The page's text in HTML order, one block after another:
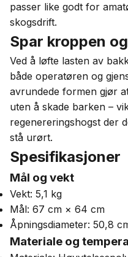
passer like godt for
skogsdrift.
Spar kroppen
Ved å løfte lasten av
både operatøren og
avrundede formen gjør
uten å skade barken –
regenereringshogst der
stå urørt.
Spesifikasjoner
Mål og vekt
Vekt: 5,1 kg
Mål: 67 cm × 64 cm
Åpningsdiameter: 50,8
Materiale og